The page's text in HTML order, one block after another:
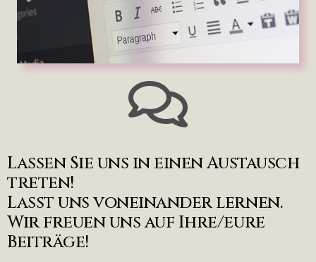
Lassen Sie uns in einen Austausch
treten!
Lasst uns voneinander lernen.
Wir freuen uns auf Ihre/eure
Beiträge!